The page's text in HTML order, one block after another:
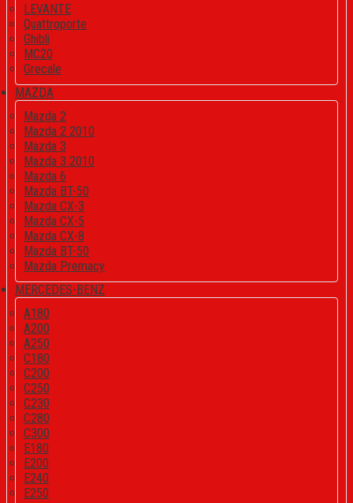
LEVANTE
Quattroporte
Ghibli
MC20
Grecale
MAZDA
Mazda 2
Mazda 2 2010
Mazda 3
Mazda 3 2010
Mazda 6
Mazda BT-50
Mazda CX-3
Mazda CX-5
Mazda CX-8
Mazda BT-50
Mazda Premacy
MERCEDES-BENZ
A180
A200
A250
C180
C200
C250
C230
C280
C300
E180
E200
E240
E250